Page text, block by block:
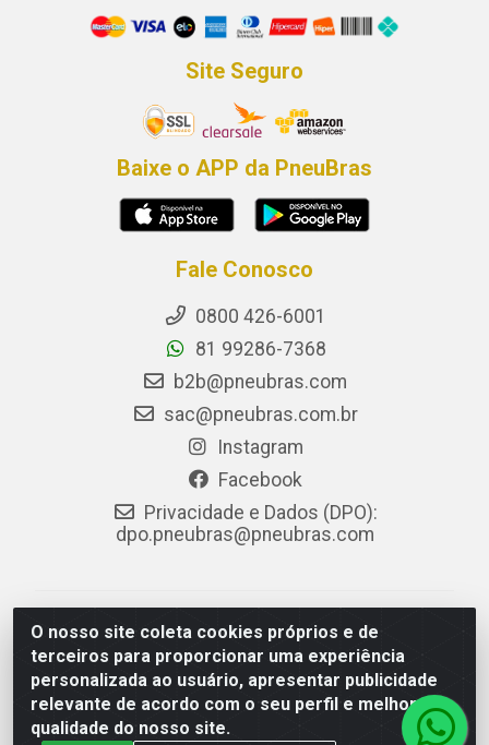
O nosso site coleta cookies próprios e de
terceiros para proporcionar uma experiência
personalizada ao usuário, apresentar publicidade
relevante de acordo com o seu perfil e melhorar a
qualidade do nosso site.
Site Seguro
Baixe o APP da PneuBras
Fale Conosco
0800 426-6001
81 99286-7368
b2b@pneubras.com
sac@pneubras.com.br
Instagram
Facebook
Privacidade e Dados (DPO):
dpo.pneubras@pneubras.com
PneuBras - Rodovia BR-101, KM 82 - Prazeres,
Jaboatão dos Guararapes/PE - CEP 54.335-000 - CNPJ
08.678.386/0001-05 - Pneubras Comércio de Pneus
Ltda